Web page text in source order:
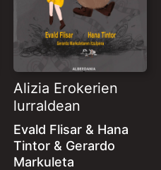
Alizia Erokerien
lurraldean
Evald Flisar & Hana
Tintor & Gerardo
Markuleta